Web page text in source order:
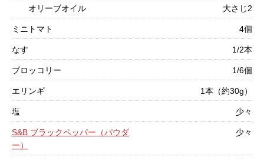
オリーブオイル 大さじ2
ミニトマト 4個
なす 1/2本
ブロッコリー 1/6個
エリンギ 1本（約30g）
塩 少々
S&B ブラックペッパー（パウダ
ー）
少々